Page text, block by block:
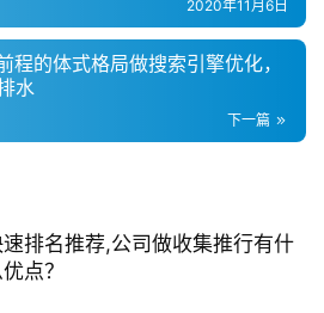
2020年11月6日
程的体式格局做搜索引擎优化，
水
下一篇
排名推荐,公司做收集推行有什
点？